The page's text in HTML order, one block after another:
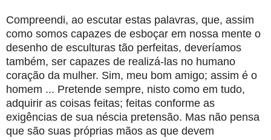
Compreendi, ao escutar estas palavras, que, assim
como somos capazes de esboçar em nossa mente o
desenho de esculturas tão perfeitas, deveríamos
também, ser capazes de realizá­-las no humano
coração da mulher. Sim, meu bom amigo; assim é o
homem ... Pretende sempre, nisto como em tudo,
adquirir as coisas feitas; feitas conforme as
exigências de sua néscia pretensão. Mas não pensa
que são suas próprias mãos as que devem